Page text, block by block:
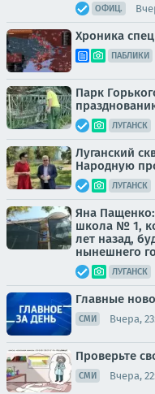
ОФИЦ.
Хроника
ПАБЛИКИ
Парк
ЛУГАНСК
Луганский
Народную
ЛУГАНСК
Яна Пащенко:
школа № 1,
лет назад,
нынешнего
ЛУГАНСК
Главные
СМИ Вчера,
Проверьте
СМИ Вчера,